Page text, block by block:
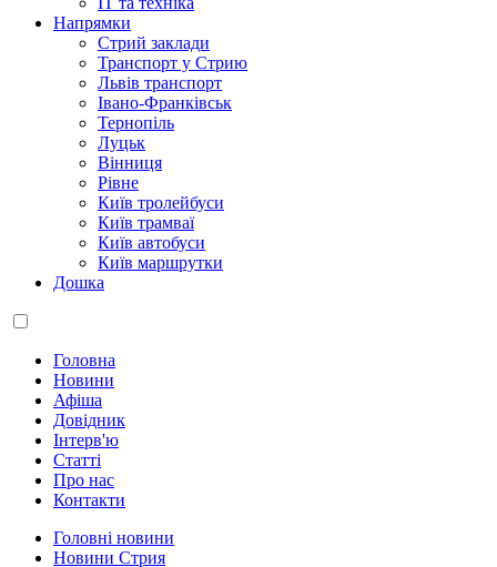
Напрямки
Стрий заклади
Транспорт у Стрию
Львів транспорт
Івано-Франківськ
Тернопіль
Луцьк
Вінниця
Рівне
Київ тролейбуси
Київ трамваї
Київ автобуси
Київ маршрутки
Дошка
Головна
Новини
Афіша
Довідник
Інтерв'ю
Статті
Про нас
Контакти
Головні новини
Новини Стрия